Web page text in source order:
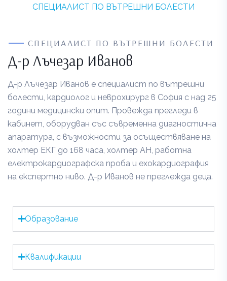
СПЕЦИАЛИСТ ПО ВЪТРЕШНИ БОЛЕСТИ
СПЕЦИАЛИСТ ПО ВЪТРЕШНИ БОЛЕСТИ
Д-р Лъчезар Иванов
Д-р Лъчезар Иванов е специалист по вътрешни
болести, кардиолог и неврохирург в София с над 25
години медицински опит. Провежда прегледи в
кабинет, оборудван със съвременна диагностична
апаратура, с възможности за осъществяване на
холтер ЕКГ до 168 часа, холтер АН, работна
електрокардиографска проба и ехокардиография
на експертно ниво. Д-р Иванов не преглежда деца.
Образование
Квалификации